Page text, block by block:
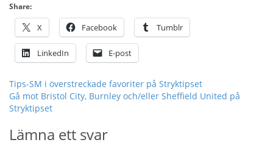
Share:
X Facebook Tumblr
LinkedIn E-post
Inläggsnavigering
Tips-SM i överstreckade favoriter på Stryktipset
Gå mot Bristol City, Burnley och/eller Sheffield United på
Stryktipset
Lämna ett svar